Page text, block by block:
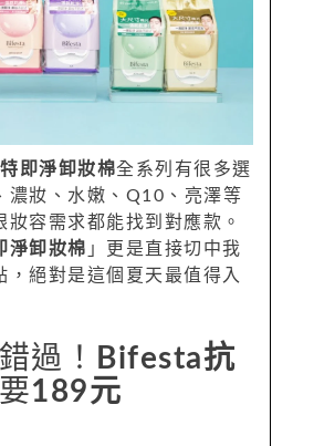
即淨卸妝棉全系列有很多選
濃妝、水嫩、Q10、亮澤等
容需求都能找到對應款。
淨卸妝棉 」更是直接切中我
，絕對是這個夏天最值得入
過！
Bifesta抗
189元